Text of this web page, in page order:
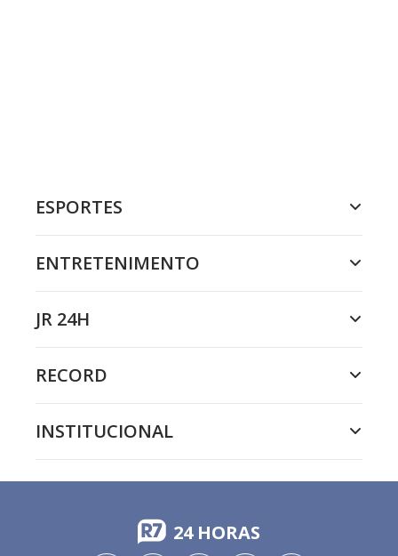
ESPORTES
ENTRETENIMENTO
JR 24H
RECORD
INSTITUCIONAL
24 HORAS